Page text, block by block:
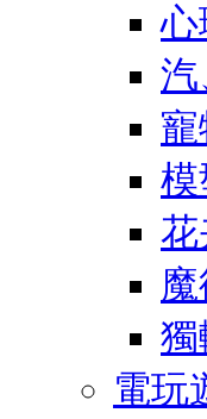
心
汽
花
獨
電玩